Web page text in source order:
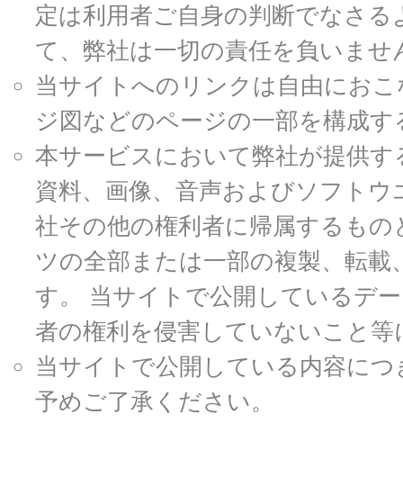
定は利用者ご自身の判断でなさ
て、弊社は一切の責任を負いませ
当サイトへのリンクは自由にお
ジ図などのページの一部を構成
本サービスにおいて弊社が提供
資料、画像、音声およびソフト
社その他の権利者に帰属するも
ツの全部または一部の複製、転
す。 当サイトで公開しているデ
者の権利を侵害していないこと
当サイトで公開している内容に
予めご了承ください。